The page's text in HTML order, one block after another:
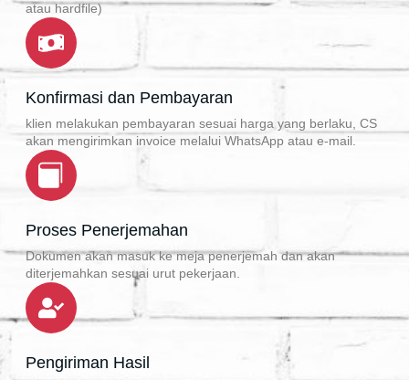
atau hardfile)
Konfirmasi dan Pembayaran
klien melakukan pembayaran sesuai harga yang berlaku, CS
akan mengirimkan invoice melalui WhatsApp atau e-mail.
Proses Penerjemahan
Dokumen akan masuk ke meja penerjemah dan akan
diterjemahkan sesuai urut pekerjaan.
Pengiriman Hasil